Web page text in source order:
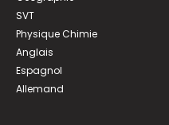
SVT
Physique Chimie
Anglais
Espagnol
Allemand